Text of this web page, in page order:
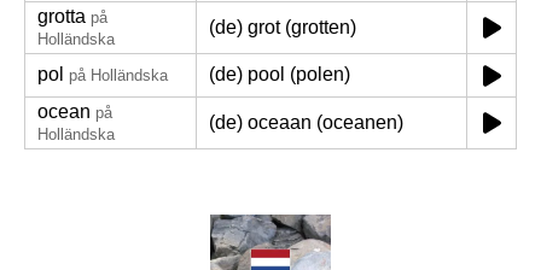
grotta på
Holländska
(de) grot (grotten)
pol på Holländska
(de) pool (polen)
ocean på
Holländska
(de) oceaan (oceanen)